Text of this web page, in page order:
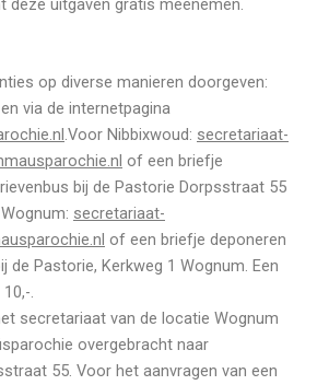
op diverse manieren doorgeven:
via de internetpagina
.Voor Nibbixwoud: secretariaat-
of een briefje
bij de Pastorie Dorpsstraat 55
secretariaat-
of een briefje deponeren
de Pastorie, Kerkweg 1 Wognum. Een
.
secretariaat van de locatie Wognum
overgebracht naar
55. Voor het aanvragen van een